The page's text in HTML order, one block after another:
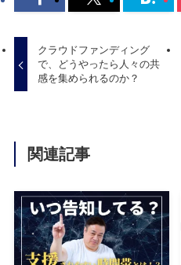
クラウドファンディング
で、どうやったら人々の共
感を集められるのか？
関連記事